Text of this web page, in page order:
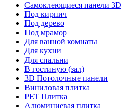
Самоклеющиеся панели 3D
Под кирпич
Под дерево
Под мрамор
Для ванной комнаты
Для кухни
Для спальни
В гостиную (зал)
3D Потолочные панели
Виниловая плитка
PET Плитка
Алюминиевая плитка